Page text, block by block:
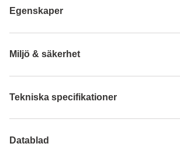
Egenskaper
Miljö & säkerhet
Tekniska specifikationer
Datablad